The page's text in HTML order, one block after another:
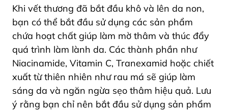
Khi vết thương đã bắt đầu khô và lên da non,
bạn có thể bắt đầu sử dụng các sản phẩm
chứa hoạt chất giúp làm mờ thâm và thúc đẩy
quá trình làm lành da. Các thành phần như
Niacinamide, Vitamin C, Tranexamid hoặc chiết
xuất từ thiên nhiên như rau má sẽ giúp làm
sáng da và ngăn ngừa sẹo thâm hiệu quả. Lưu
ý rằng bạn chỉ nên bắt đầu sử dụng sản phẩm